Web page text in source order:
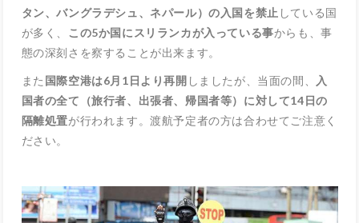
タン、バングラデシュ、ネパール）の入国を禁止 している国
が多く、 この5か国にスリランカが入っている事からも、事
態の深刻さを察することが出来ます。
また 国際空港は6月1日より再開 しましたが、当面の間、
入
国者の全て（旅行者、出張者、帰国者等）に対して14日の
隔離処置が行われます。渡航予定者の方は合わせてご注意く
ださい。